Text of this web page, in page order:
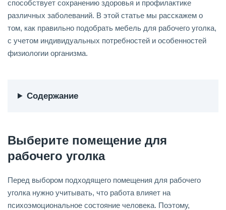
способствует сохранению здоровья и профилактике
различных заболеваний. В этой статье мы расскажем о
том, как правильно подобрать мебель для рабочего уголка,
с учетом индивидуальных потребностей и особенностей
физиологии организма.
Содержание
Выберите помещение для
рабочего уголка
Перед выбором подходящего помещения для рабочего
уголка нужно учитывать, что работа влияет на
психоэмоциональное состояние человека. Поэтому,